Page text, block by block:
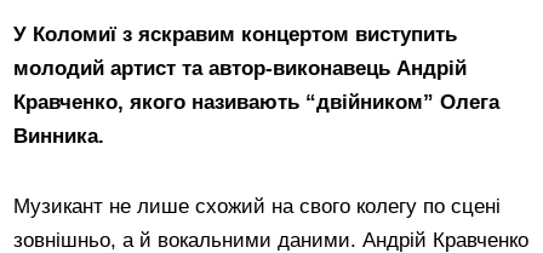
У Коломиї з яскравим концертом виступить
молодий артист та автор-виконавець Андрій
Кравченко, якого називають “двійником” Олега
Винника.
Музикант не лише схожий на свого колегу по сцені
зовнішньо, а й вокальними даними. Андрій Кравченко